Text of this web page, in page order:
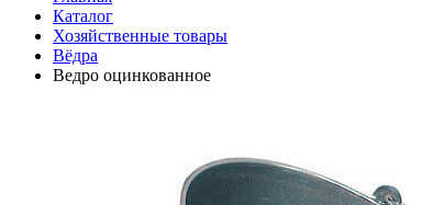
Каталог
Хозяйственные товары
Вёдра
Ведро оцинкованное